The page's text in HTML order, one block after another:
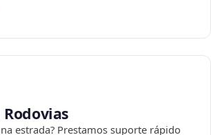
estrada? Prestamos suporte rápido